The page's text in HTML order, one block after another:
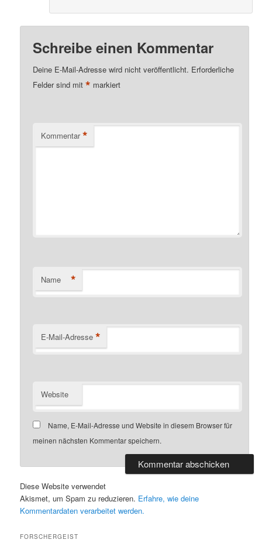
Schreibe einen Kommentar
Deine E-Mail-Adresse wird nicht veröffentlicht. Erforderliche
Felder sind mit* markiert
Kommentar *
Name *
E-Mail-Adresse *
Website
Name, E-Mail-Adresse und Website in diesem Browser für
meinen nächsten Kommentar speichern.
Diese Website verwendet
Akismet, um Spam zu reduzieren. Erfahre, wie deine
Kommentardaten verarbeitet werden.
FORSCHERGEIST